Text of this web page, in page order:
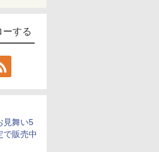
する
見舞い5
で販売中